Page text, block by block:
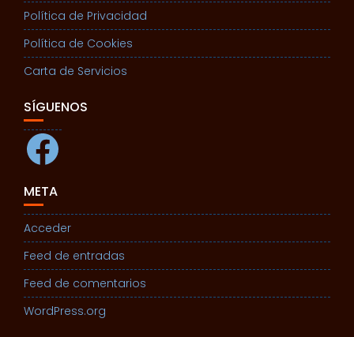
Política de Privacidad
Política de Cookies
Carta de Servicios
SÍGUENOS
Facebook
META
Acceder
Feed de entradas
Feed de comentarios
WordPress.org